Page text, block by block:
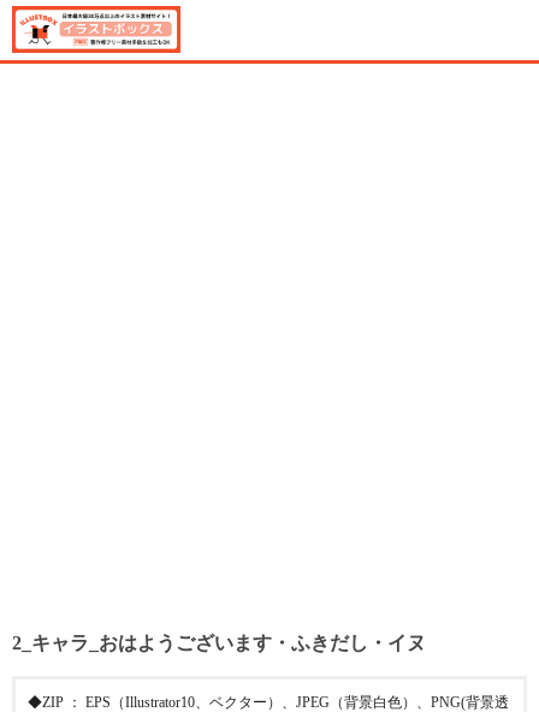
2_キャラ_おはようございます・ふきだし・イヌ
◆ZIP ： EPS（Illustrator10、ベクター）、JPEG（背景白色）、PNG(背景透